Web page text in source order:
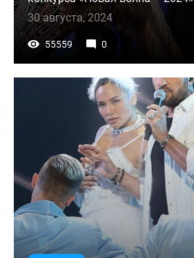
30 августа, 2024
55559 0